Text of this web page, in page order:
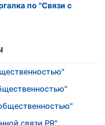
по "Связи с
связи PR"